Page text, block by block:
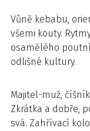
Vůně kebabu,
všemi kouty.
osamělého
odlišné kultury.
Majitel-muž,
Zkrátka a dobře,
svá. Zahřívací